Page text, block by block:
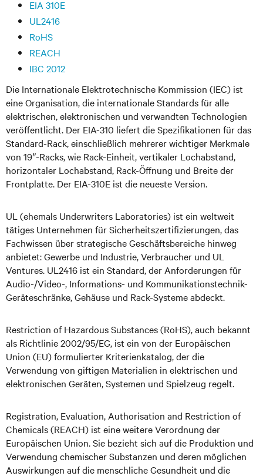
EIA 310E
UL2416
RoHS
REACH
IBC 2012
Die Internationale Elektrotechnische Kommission (IEC) ist
eine Organisation, die internationale Standards für alle
elektrischen, elektronischen und verwandten Technologien
veröffentlicht. Der EIA-310 liefert die Spezifikationen für das
Standard-Rack, einschließlich mehrerer wichtiger Merkmale
von 19″-Racks, wie Rack-Einheit, vertikaler Lochabstand,
horizontaler Lochabstand, Rack-Öffnung und Breite der
Frontplatte. Der EIA-310E ist die neueste Version.
UL (ehemals Underwriters Laboratories) ist ein weltweit
tätiges Unternehmen für Sicherheitszertifizierungen, das
Fachwissen über strategische Geschäftsbereiche hinweg
anbietet: Gewerbe und Industrie, Verbraucher und UL
Ventures. UL2416 ist ein Standard, der Anforderungen für
Audio-/Video-, Informations- und Kommunikationstechnik-
Geräteschränke, Gehäuse und Rack-Systeme abdeckt.
Restriction of Hazardous Substances (RoHS), auch bekannt
als Richtlinie 2002/95/EG, ist ein von der Europäischen
Union (EU) formulierter Kriterienkatalog, der die
Verwendung von giftigen Materialien in elektrischen und
elektronischen Geräten, Systemen und Spielzeug regelt.
Registration, Evaluation, Authorisation and Restriction of
Chemicals (REACH) ist eine weitere Verordnung der
Europäischen Union. Sie bezieht sich auf die Produktion und
Verwendung chemischer Substanzen und deren möglichen
Auswirkungen auf die menschliche Gesundheit und die